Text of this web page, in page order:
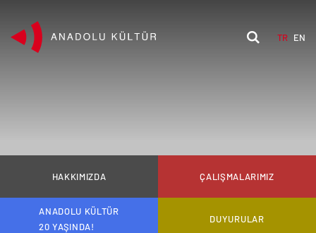
TR EN
HAKKIMIZDA ÇALIŞMALARIMIZ
ANADOLU KÜLTÜR
20 YAŞINDA!
DUYURULAR